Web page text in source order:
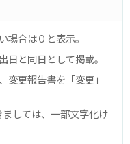
場合は０と表示。
と同日として掲載。
更報告書を「変更」
しては、一部文字化け